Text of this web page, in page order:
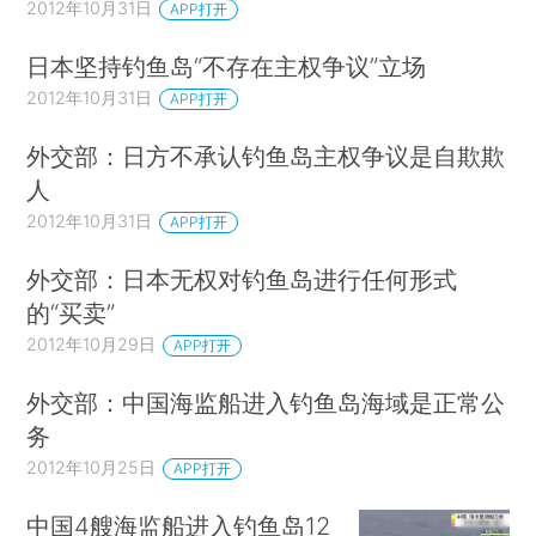
2012年10月31日 APP打开
日本坚持钓鱼岛“不存在主权争议”立场
2012年10月31日 APP打开
外交部：日方不承认钓鱼岛主权争议是自欺欺
人
2012年10月31日 APP打开
外交部：日本无权对钓鱼岛进行任何形式
的“买卖”
2012年10月29日 APP打开
外交部：中国海监船进入钓鱼岛海域是正常公
务
2012年10月25日 APP打开
中国4艘海监船进入钓鱼岛12